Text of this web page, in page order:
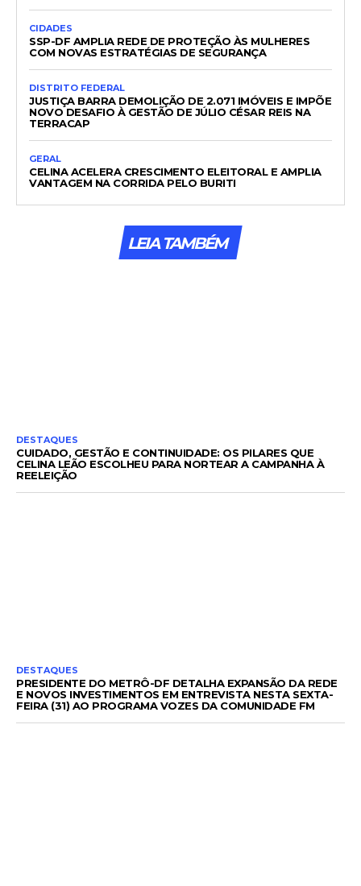
CIDADES
SSP-DF AMPLIA REDE DE PROTEÇÃO ÀS MULHERES
COM NOVAS ESTRATÉGIAS DE SEGURANÇA
DISTRITO FEDERAL
JUSTIÇA BARRA DEMOLIÇÃO DE 2.071 IMÓVEIS E IMPÕE
NOVO DESAFIO À GESTÃO DE JÚLIO CÉSAR REIS NA
TERRACAP
GERAL
CELINA ACELERA CRESCIMENTO ELEITORAL E AMPLIA
VANTAGEM NA CORRIDA PELO BURITI
LEIA TAMBÉM
DESTAQUES
CUIDADO, GESTÃO E CONTINUIDADE: OS PILARES QUE
CELINA LEÃO ESCOLHEU PARA NORTEAR A CAMPANHA À
REELEIÇÃO
DESTAQUES
PRESIDENTE DO METRÔ-DF DETALHA EXPANSÃO DA REDE
E NOVOS INVESTIMENTOS EM ENTREVISTA NESTA SEXTA-
FEIRA (31) AO PROGRAMA VOZES DA COMUNIDADE FM